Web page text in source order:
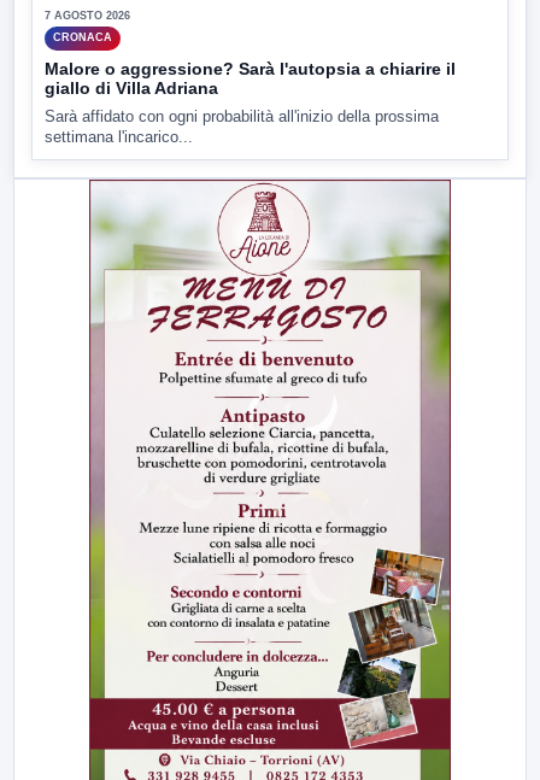
7 AGOSTO 2026
CRONACA
Malore o aggressione? Sarà l'autopsia a chiarire il
giallo di Villa Adriana
Sarà affidato con ogni probabilità all'inizio della prossima
settimana l'incarico...